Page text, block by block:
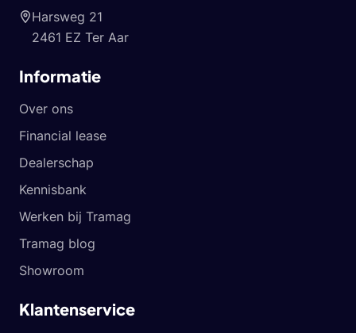
Harsweg 21
2461 EZ Ter Aar
Informatie
Over ons
Financial lease
Dealerschap
Kennisbank
Werken bij Tramag
Tramag blog
Showroom
Klantenservice